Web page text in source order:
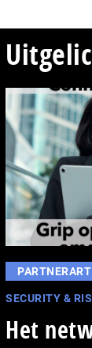
SECURITY &
Het